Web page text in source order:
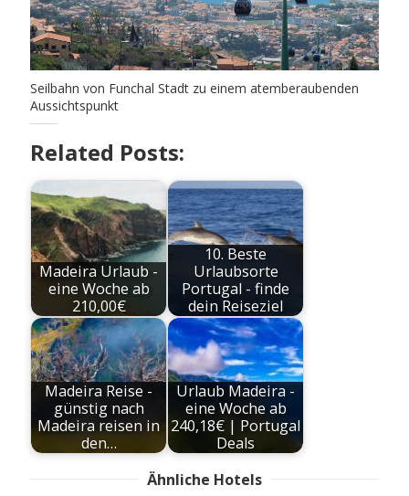
Seilbahn von Funchal Stadt zu einem atemberaubenden
Aussichtspunkt
Related Posts:
Madeira Urlaub -
eine Woche ab
210,00€
10. Beste
Urlaubsorte
Portugal - finde
dein Reiseziel
Madeira Reise -
günstig nach
Madeira reisen in
den…
Urlaub Madeira -
eine Woche ab
240,18€ | Portugal
Deals
Ähnliche Hotels